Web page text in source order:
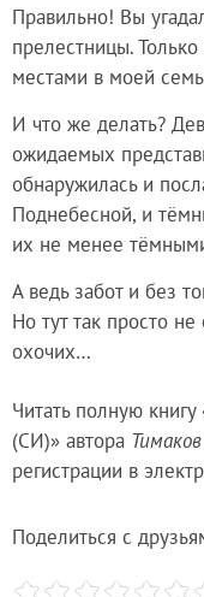
Правильно! Вы
прелестницы.
местами в моей
И что же делать?
ожидаемых
обнаружилась и
Поднебесной, и
их не менее
А ведь забот и без
Но тут так просто
охочих…
Читать полную
(СИ)» автора
регистрации в
Поделиться с